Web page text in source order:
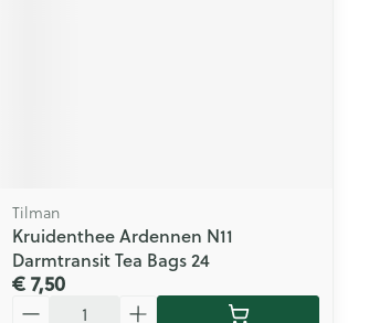
Tilman
Kruidenthee Ardennen N11
Darmtransit Tea Bags 24
€ 7,50